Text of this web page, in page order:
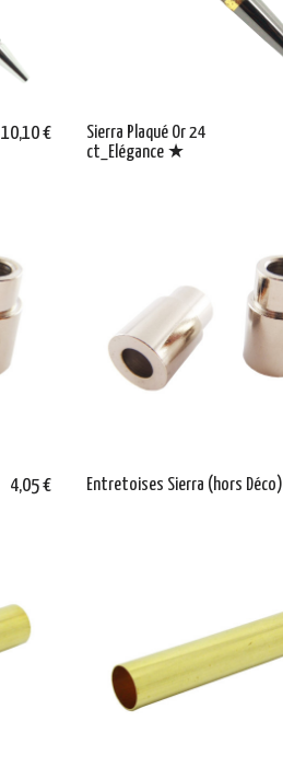
10,10 €
Sierra Plaqué Or 24
ct_Elégance ★
4,05 € Entretoises Sierra (hors Déco)